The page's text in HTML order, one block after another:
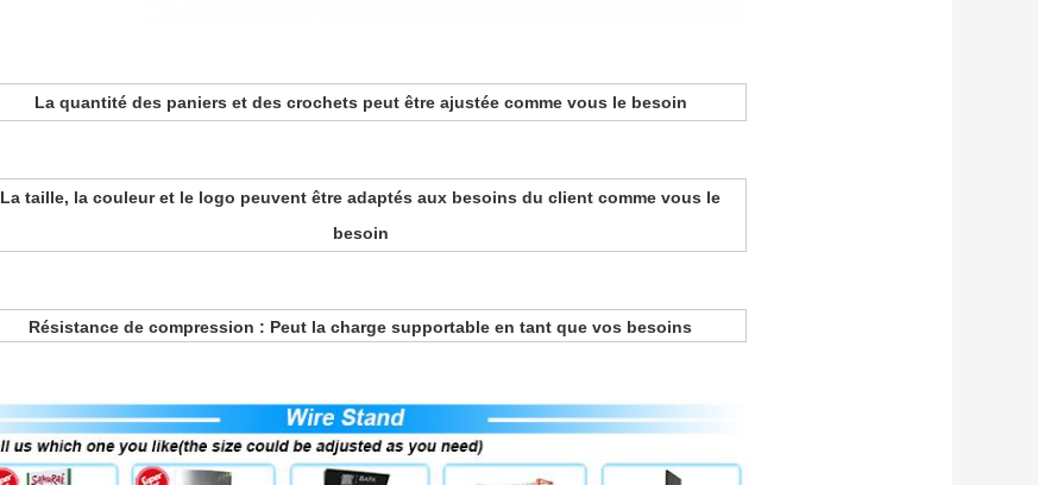
La quantité des paniers et des crochets peut être ajustée comme vous le besoin
La taille, la couleur et le logo peuvent être adaptés aux besoins du client comme vous le
besoin
Résistance de compression : Peut la charge supportable en tant que vos besoins